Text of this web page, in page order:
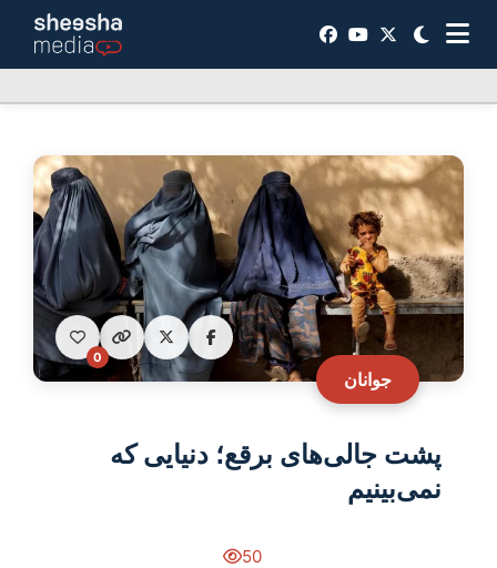
جوانان
0
پشت جالی‌های برقع؛ دنیایی که
نمی‌بینیم
50